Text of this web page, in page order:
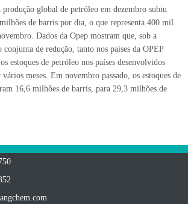
global de petróleo em dezembro subiu
de barris por dia, o que representa 400 mil
Dados da Opep mostram que, sob a
de redução, tanto nos países da OPEP
estoques de petróleo nos países desenvolvidos
meses. Em novembro passado, os estoques de
16,6 milhões de barris, para 29,3 milhões de